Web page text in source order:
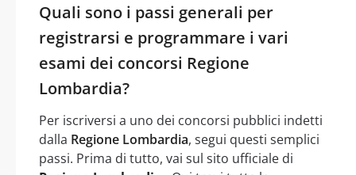
Quali sono i passi generali per
registrarsi e programmare i vari
esami dei concorsi Regione
Lombardia?
Per iscriversi a uno dei concorsi pubblici indetti
dalla Regione Lombardia, segui questi semplici
passi. Prima di tutto, vai sul sito ufficiale di